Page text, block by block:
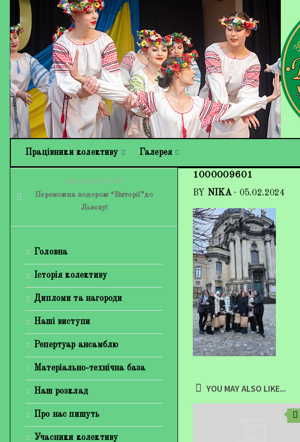
Працівники колективу Галерея
1000009601
BY NIKA · 05.02.2024
YOU MAY ALSO LIKE...
PREVIOUS STORY
Переможна подорож “Вікторії”до
Львову!
Головна
Історія колективу
Дипломи та нагороди
Наші виступи
Репертуар ансамблю
Матеріально-технічна база
Наш розклад
Про нас пишуть
Учасники колективу